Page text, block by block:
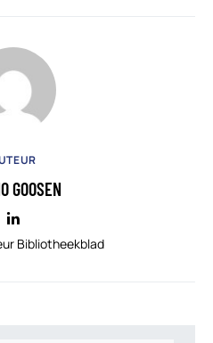
GOOSEN
Bibliotheekblad